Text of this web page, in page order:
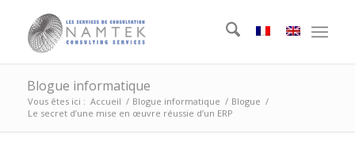
Blogue informatique
Vous êtes ici : Accueil / Blogue informatique / Blogue /
Le secret d’une mise en œuvre réussie d’un ERP